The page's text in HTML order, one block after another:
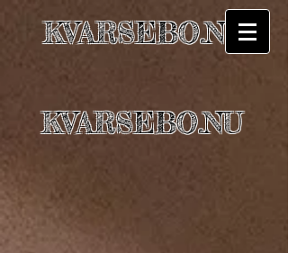
KVARSEBO.NU
KVARSEBO.NU